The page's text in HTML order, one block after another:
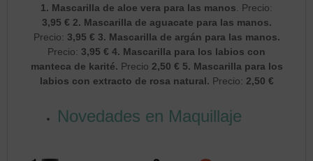
1. Mascarilla de aloe vera para las manos. Precio:
3,95 € 2. Mascarilla de aguacate para las manos.
Precio: 3,95 € 3. Mascarilla de argán para las manos.
Precio: 3,95 € 4. Mascarilla para los labios con
manteca de karité. Precio 2,50 € 5. Mascarilla para los
labios con extracto de rosa natural. Precio: 2,50 €
Novedades en Maquillaje